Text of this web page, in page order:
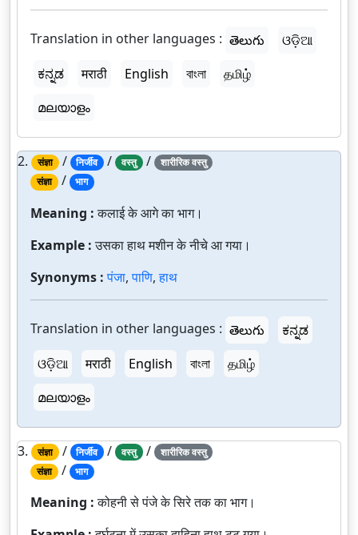
Translation in other languages : తెలుగు
ଓଡ଼ିଆ
ಕನ್ನಡ
मराठी English বাংলা
தமிழ்
മലയാളം
2. संज्ञा / निर्जीव / वस्तु /
शारीरिक वस्तु
संज्ञा / भाग
Meaning :कलाई के आगे का भाग।
Example :उसका हाथ मशीन के नीचे आ गया।
Synonyms :पंजा,पाणि,हाथ
Translation in other languages : తెలుగు
ಕನ್ನಡ
ଓଡ଼ିଆ
मराठी English বাংলা
தமிழ்
മലയാളം
3. संज्ञा / निर्जीव / वस्तु /
शारीरिक वस्तु
संज्ञा / भाग
Meaning :कोहनी से पंजे के सिरे तक का भाग।